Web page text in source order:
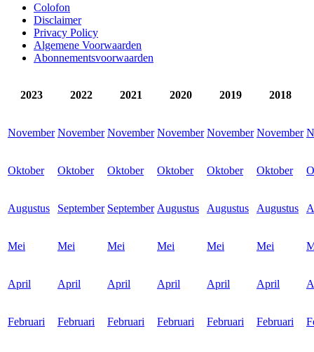
Colofon
Disclaimer
Privacy Policy
Algemene Voorwaarden
Abonnementsvoorwaarden
2023 2022 2021 2020 2019 2018
November November November November November November
Oktober Oktober Oktober Oktober Oktober Oktober
Augustus September September Augustus Augustus Augustus
Mei Mei Mei Mei Mei Mei
April April April April April April
Februari Februari Februari Februari Februari Februari